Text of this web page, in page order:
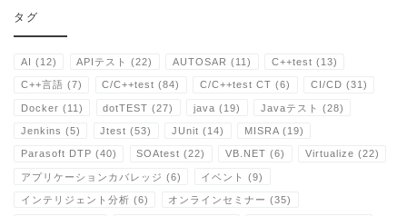
タグ
AI (12) APIテスト (22) AUTOSAR (11) C++test (13)
C++言語 (7) C/C++test (84) C/C++test CT (6) CI/CD (31)
Docker (11) dotTEST (27) java (19) Javaテスト (28)
Jenkins (5) Jtest (53) JUnit (14) MISRA(19)
Parasoft DTP (40) SOAtest (22) VB.NET (6) Virtualize (22)
アプリケーションカバレッジ (6) イベント (9)
インテリジェント分析 (6) オンラインセミナー (35)